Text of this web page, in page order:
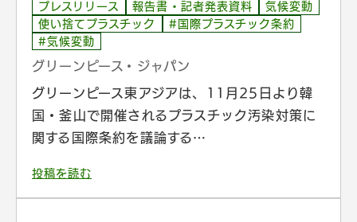
プレスリリース 報告書・記者発表資料
気候変動
使い捨てプラスチック
#国際プラスチック条約
#気候変動
グリーンピース・ジャパン
グリーンピース東アジアは、11月25日より韓
国・釜山で開催されるプラスチック汚染対策に
関する国際条約を議論する…
投稿を読む